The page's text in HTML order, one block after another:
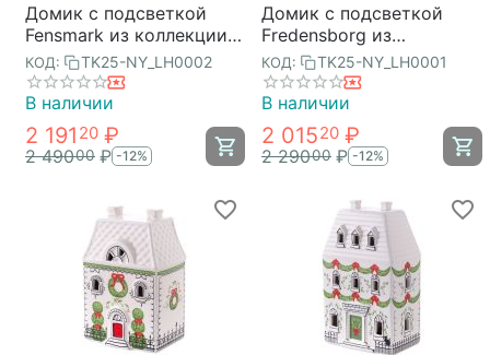
Домик с подсветкой
Fensmark из коллекции
New Year Essential, Tkano
КОД: TK25-NY_LH0002
В наличии
2 191 20 ₽
2 49000 ₽ -12%
Домик с подсветкой
Fredensborg из
коллекции New Year
Essential, Tkano
КОД: TK25-NY_LH0001
В наличии
2 01520 ₽
2 29000 ₽ -12%